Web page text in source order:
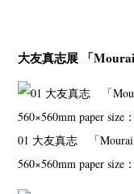
大友真志展 「
01 大友真志 「Mourai
560×560mm paper size